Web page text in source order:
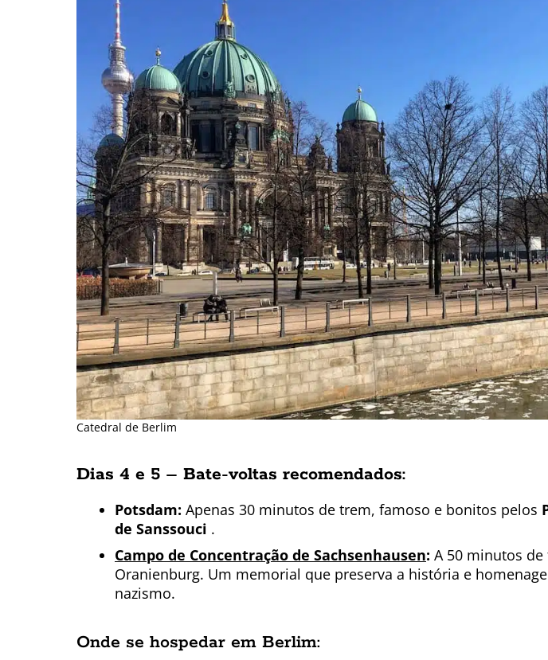
Catedral de Berlim
Dias 4 e 5 – Bate-voltas recomendados:
Potsdam: Apenas 30 minutos de trem, famoso e bonitos pelos
de Sanssouci .
Campo de Concentração de Sachsenhausen: A 50 minutos
Oranienburg. Um memorial que preserva a história e
nazismo.
Onde se hospedar em Berlim: